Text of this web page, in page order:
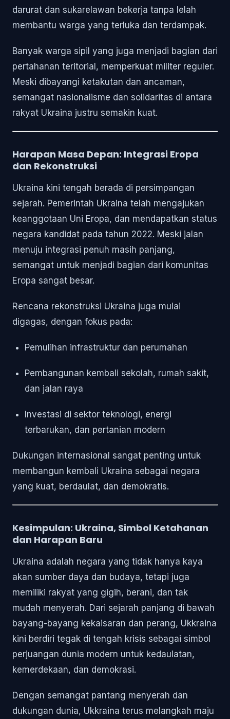
darurat dan sukarelawan bekerja tanpa lelah
membantu warga yang terluka dan terdampak.
Banyak warga sipil yang juga menjadi bagian dari
pertahanan teritorial, memperkuat militer reguler.
Meski dibayangi ketakutan dan ancaman,
semangat nasionalisme dan solidaritas di antara
rakyat Ukraina justru semakin kuat.
Harapan Masa Depan: Integrasi Eropa
dan Rekonstruksi
Ukraina kini tengah berada di persimpangan
sejarah. Pemerintah Ukraina telah mengajukan
keanggotaan Uni Eropa, dan mendapatkan status
negara kandidat pada tahun 2022. Meski jalan
menuju integrasi penuh masih panjang,
semangat untuk menjadi bagian dari komunitas
Eropa sangat besar.
Rencana rekonstruksi Ukraina juga mulai
digagas, dengan fokus pada:
Pemulihan infrastruktur dan perumahan
Pembangunan kembali sekolah, rumah sakit,
dan jalan raya
Investasi di sektor teknologi, energi
terbarukan, dan pertanian modern
Dukungan internasional sangat penting untuk
membangun kembali Ukraina sebagai negara
yang kuat, berdaulat, dan demokratis.
Kesimpulan: Ukraina, Simbol Ketahanan
dan Harapan Baru
Ukraina adalah negara yang tidak hanya kaya
akan sumber daya dan budaya, tetapi juga
memiliki rakyat yang gigih, berani, dan tak
mudah menyerah. Dari sejarah panjang di bawah
bayang-bayang kekaisaran dan perang, Ukkraina
kini berdiri tegak di tengah krisis sebagai simbol
perjuangan dunia modern untuk kedaulatan,
kemerdekaan, dan demokrasi.
Dengan semangat pantang menyerah dan
dukungan dunia, Ukkraina terus melangkah maju